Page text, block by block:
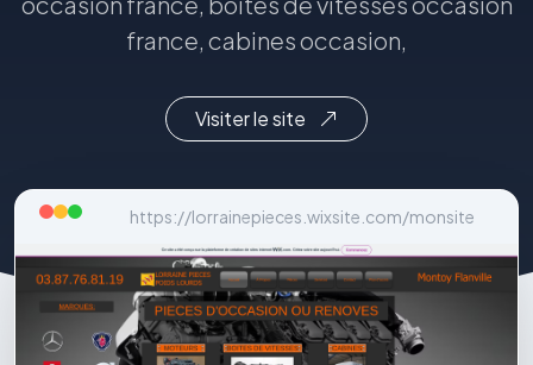
france, cabines occasion,
Visiter le site
https://lorrainepieces.wixsite.com/monsite